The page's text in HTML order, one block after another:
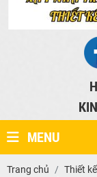
MENU
Trang chủ Thiết kế